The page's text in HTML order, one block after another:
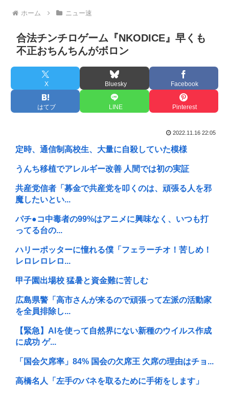
ホーム ニュー速
合法チンチロゲーム『NKODICE』早くも
不正おちんちんがボロン
X Bluesky Facebook
はてブ LINE Pinterest
2022.11.16 22:05
定時、通信制高校生、大量に自殺していた模様
うんち移植でアレルギー改善 人間では初の実証
共産党信者「募金で共産党を叩くのは、頑張る人を邪
魔したいとい...
パチ●コ中毒者の99%はアニメに興味なく、いつも打
ってる台の...
ハリーポッターに憧れる僕「フェラーチオ！苦しめ！
レロレロレロ...
甲子園出場校 猛暑と資金難に苦しむ
広島県警「高市さんが来るので頑張って左派の活動家
を全員排除し...
【緊急】AIを使って自然界にない新種のウイルス作成
に成功 ゲ...
「国会欠席率」84% 国会の欠席王 欠席の理由はチョ...
高橋名人「左手のバネを取るために手術をします」